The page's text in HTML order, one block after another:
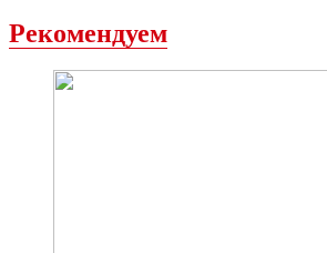
Рекомендуем